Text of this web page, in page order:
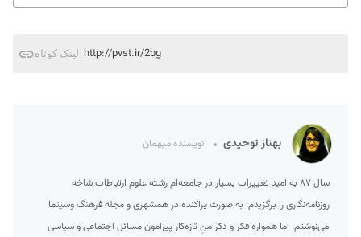
لینک کوتاه http://pvst.ir/2bg
بهناز توحیدی نویسنده میهمان
سال ۸۷ به امید تغییرات بسیار در جامعه‌ام رشته علوم ارتباطات شاخه
روزنامه‌نگاری را برگزیدم. به صورت پراکنده در همشهری و مجله فرهنگ وسینما
می‌نوشتم. اما همواره فکر و ذکر منِ تازه‌کار پیرامون مسائل اجتماعی و سیاسی